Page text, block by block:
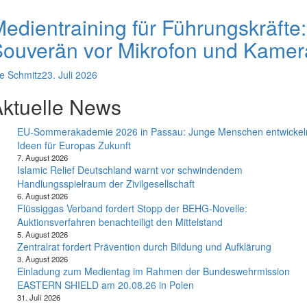
für Führungskräfte:
vor Mikrofon und
Schmitz23. Juli 2026
News
EU-Sommerakademie 2026 in Passau: Junge Menschen
Ideen für Europas Zukunft
7. August 2026
Islamic Relief Deutschland warnt vor schwindendem
Handlungsspielraum der Zivilgesellschaft
6. August 2026
Flüssiggas Verband fordert Stopp der BEHG-Novelle:
Auktionsverfahren benachteiligt den Mittelstand
5. August 2026
Zentralrat fordert Prävention durch Bildung und Aufklärung
3. August 2026
Einladung zum Medientag im Rahmen der Bundeswehrmission
EASTERN SHIELD am 20.08.26 in Polen
31. Juli 2026